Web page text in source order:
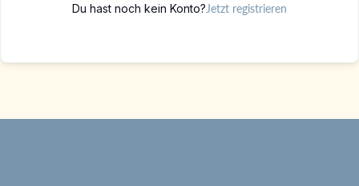
Du hast noch kein Konto?Jetzt registrieren